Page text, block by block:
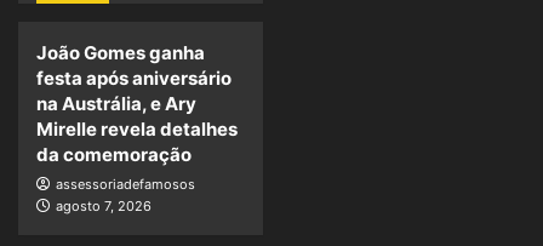
João Gomes ganha
festa após aniversário
na Austrália, e Ary
Mirelle revela detalhes
da comemoração
assessoriadefamosos
agosto 7, 2026